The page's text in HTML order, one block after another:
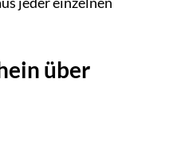
über